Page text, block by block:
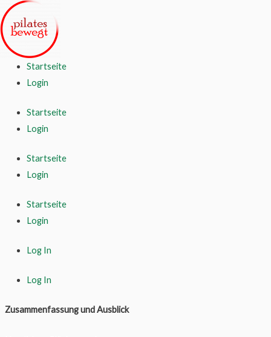
Startseite
Login
Startseite
Login
Startseite
Login
Startseite
Login
Log In
Log In
Zusammenfassung und Ausblick